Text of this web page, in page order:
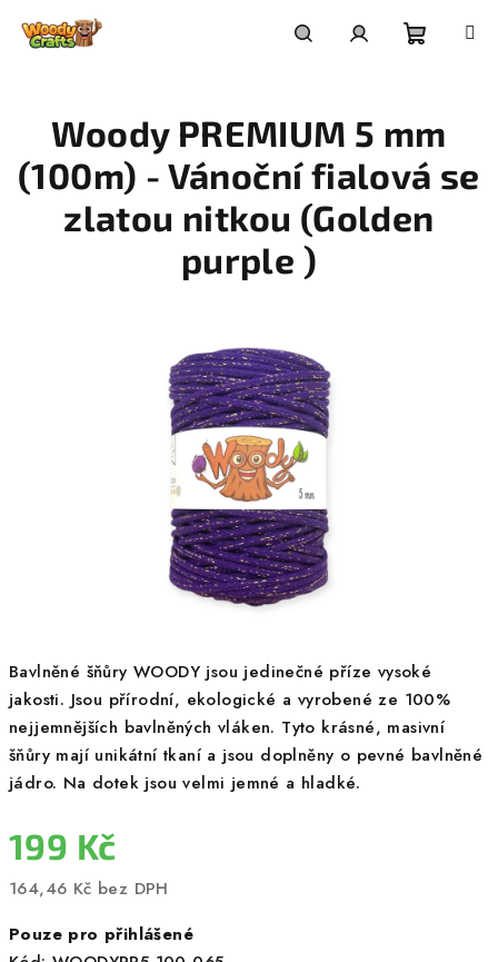
košík
Bavlněné šňůry WOODY jsou jedinečné příze vysoké
jakosti. Jsou přírodní, ekologické a vyrobené ze 100%
nejjemnějších bavlněných vláken. Tyto krásné, masivní
šňůry mají unikátní tkaní a jsou doplněny o pevné bavlněné
jádro. Na dotek jsou velmi jemné a hladké.
199 Kč
164,46 Kč bez DPH
cena:
Pouze pro přihlášené
Woody PREMIUM 5 mm
(100m) - Vánoční fialová se
zlatou nitkou (Golden
purple )